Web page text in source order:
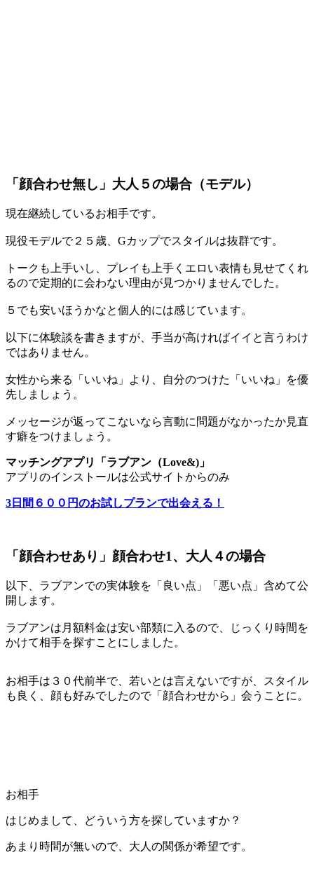
「顔合わせ無し」大人５の場合（モデル）
現在継続しているお相手です。
現役モデルで２５歳、Gカップでスタイルは抜群です。
トークも上手いし、プレイも上手くエロい表情も見せてくれ
るので定期的に会わない理由が見つかりませんでした。
５でも安いほうかなと個人的には感じています。
以下に体験談を書きますが、手当が高ければイイと言うわけ
ではありません。
女性から来る「いいね」より、自分のつけた「いいね」を優
先しましょう。
メッセージが返ってこないなら言動に問題がなかったか見直
す癖をつけましょう。
マッチングアプリ「ラブアン（Love&)」
アプリのインストールは公式サイトからのみ
3日間６００円のお試しプランで出会える！
「顔合わせあり」顔合わせ1、大人４の場合
以下、ラブアンでの実体験を「良い点」「悪い点」含めて公
開します。
ラブアンは月額料金は安い部類に入るので、じっくり時間を
かけて相手を探すことにしました。
お相手は３０代前半で、若いとは言えないですが、スタイル
も良く、顔も好みでしたので「顔合わせから」会うことに。
お相手
はじめまして、どういう方を探していますか？
あまり時間が無いので、大人の関係が希望です。